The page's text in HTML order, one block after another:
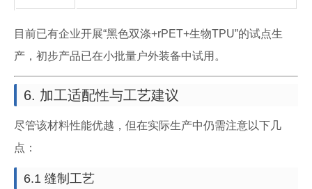
目前已有企业开展“黑色双涤+rPET+生物TPU”的试点生
产，初步产品已在小批量户外装备中试用。
6. 加工适配性与工艺建议
尽管该材料性能优越，但在实际生产中仍需注意以下几
点：
6.1 缝制工艺